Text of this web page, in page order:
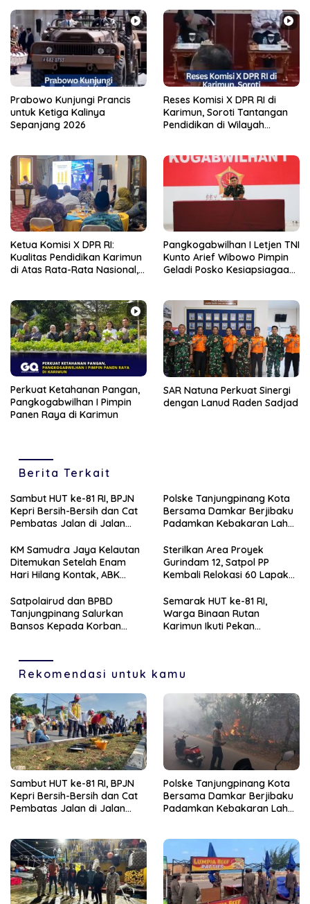
Prabowo Kunjungi Prancis
untuk Ketiga Kalinya
Sepanjang 2026
Reses Komisi X DPR RI di
Karimun, Soroti Tantangan
Pendidikan di Wilayah
Ketua Komisi X DPR RI:
Kualitas Pendidikan Karimun
di Atas Rata-Rata Nasional,
Pangkogabwilhan I Letjen TNI
Kunto Arief Wibowo Pimpin
Geladi Posko Kesiapsiagaan
Perkuat Ketahanan Pangan,
Pangkogabwilhan I Pimpin
Panen Raya di Karimun
SAR Natuna Perkuat Sinergi
dengan Lanud Raden Sadjad
Berita Terkait
Sambut HUT ke-81 RI, BPJN
Kepri Bersih-Bersih dan Cat
Pembatas Jalan di Jalan
Tanjungpinang
Polske Tanjungpinang Kota
Bersama Damkar Berjibaku
Padamkan Kebakaran Lahan
KM Samudra Jaya Kelautan
Ditemukan Setelah Enam
Hari Hilang Kontak, ABK
Sterilkan Area Proyek
Gurindam 12, Satpol PP
Kembali Relokasi 60 Lapak
Satpolairud dan BPBD
Tanjungpinang Salurkan
Bansos Kepada Korban
Semarak HUT ke-81 RI,
Warga Binaan Rutan
Karimun Ikuti Pekan
Rekomendasi untuk kamu
Sambut HUT ke-81 RI, BPJN
Kepri Bersih-Bersih dan Cat
Pembatas Jalan di Jalan
Polske Tanjungpinang Kota
Bersama Damkar Berjibaku
Padamkan Kebakaran Lahan